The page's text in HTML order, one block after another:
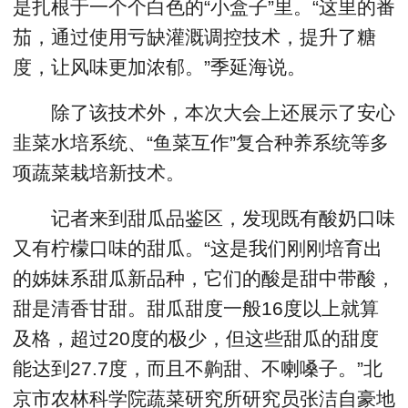
是扎根于一个个白色的“小盒子”里。“这里的番
茄，通过使用亏缺灌溉调控技术，提升了糖
度，让风味更加浓郁。”季延海说。
除了该技术外，本次大会上还展示了安心
韭菜水培系统、“鱼菜互作”复合种养系统等多
项蔬菜栽培新技术。
记者来到甜瓜品鉴区，发现既有酸奶口味
又有柠檬口味的甜瓜。“这是我们刚刚培育出
的姊妹系甜瓜新品种，它们的酸是甜中带酸，
甜是清香甘甜。甜瓜甜度一般16度以上就算
及格，超过20度的极少，但这些甜瓜的甜度
能达到27.7度，而且不齁甜、不喇嗓子。”北
京市农林科学院蔬菜研究所研究员张洁自豪地